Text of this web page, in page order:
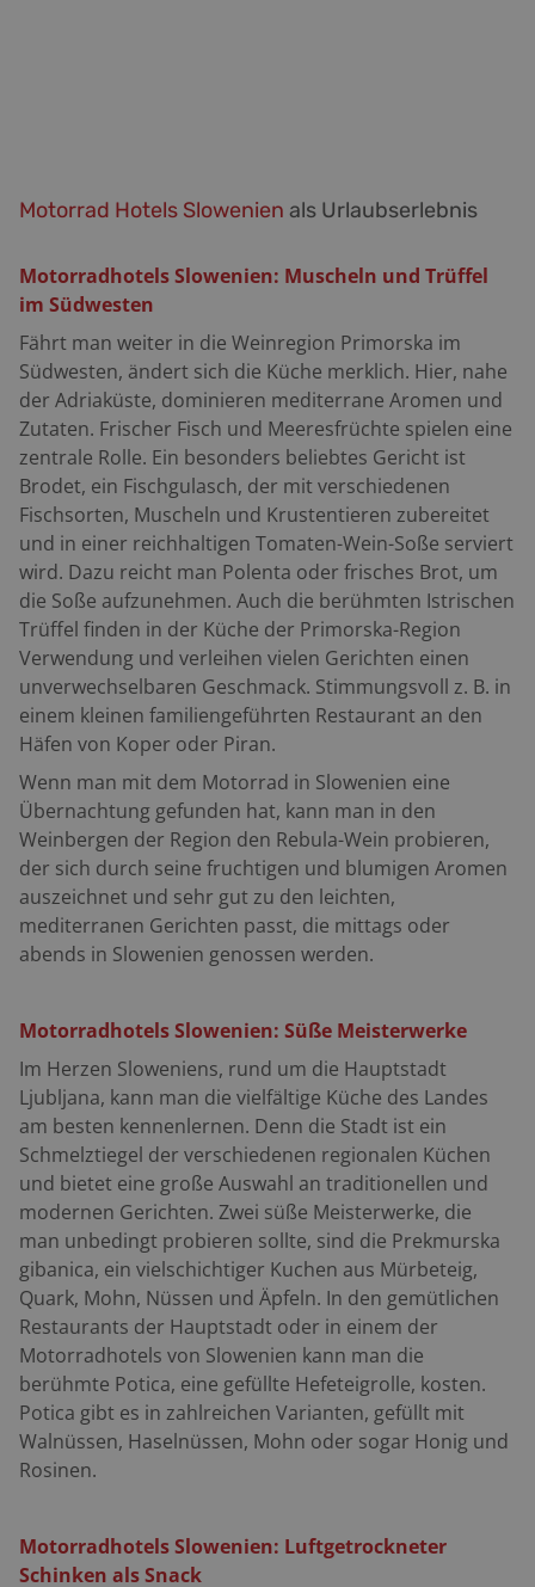
Motorrad Hotels Slowenien als Urlaubserlebnis
Motorradhotels Slowenien: Muscheln und Trüffel
im Südwesten
Fährt man weiter in die Weinregion Primorska im
Südwesten, ändert sich die Küche merklich. Hier, nahe
der Adriaküste, dominieren mediterrane Aromen und
Zutaten. Frischer Fisch und Meeresfrüchte spielen eine
zentrale Rolle. Ein besonders beliebtes Gericht ist
Brodet, ein Fischgulasch, der mit verschiedenen
Fischsorten, Muscheln und Krustentieren zubereitet
und in einer reichhaltigen Tomaten-Wein-Soße serviert
wird. Dazu reicht man Polenta oder frisches Brot, um
die Soße aufzunehmen. Auch die berühmten Istrischen
Trüffel finden in der Küche der Primorska-Region
Verwendung und verleihen vielen Gerichten einen
unverwechselbaren Geschmack. Stimmungsvoll z. B. in
einem kleinen familiengeführten Restaurant an den
Häfen von Koper oder Piran.
Wenn man mit dem Motorrad in Slowenien eine
Übernachtung gefunden hat, kann man in den
Weinbergen der Region den Rebula-Wein probieren,
der sich durch seine fruchtigen und blumigen Aromen
auszeichnet und sehr gut zu den leichten,
mediterranen Gerichten passt, die mittags oder
abends in Slowenien genossen werden.
Motorradhotels Slowenien: Süße Meisterwerke
Im Herzen Sloweniens, rund um die Hauptstadt
Ljubljana, kann man die vielfältige Küche des Landes
am besten kennenlernen. Denn die Stadt ist ein
Schmelztiegel der verschiedenen regionalen Küchen
und bietet eine große Auswahl an traditionellen und
modernen Gerichten. Zwei süße Meisterwerke, die
man unbedingt probieren sollte, sind die Prekmurska
gibanica, ein vielschichtiger Kuchen aus Mürbeteig,
Quark, Mohn, Nüssen und Äpfeln. In den gemütlichen
Restaurants der Hauptstadt oder in einem der
Motorradhotels von Slowenien kann man die
berühmte Potica, eine gefüllte Hefeteigrolle, kosten.
Potica gibt es in zahlreichen Varianten, gefüllt mit
Walnüssen, Haselnüssen, Mohn oder sogar Honig und
Rosinen.
Motorradhotels Slowenien: Luftgetrockneter
Schinken als Snack